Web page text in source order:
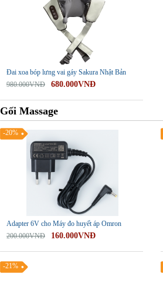
Đai xoa bóp lưng vai gáy Sakura Nhật Bản
980.000VNĐ
680.000VNĐ
Gối Massage
Adapter 6V cho Máy đo huyết áp Omron
200.000VNĐ
160.000VNĐ
-20%
-21%